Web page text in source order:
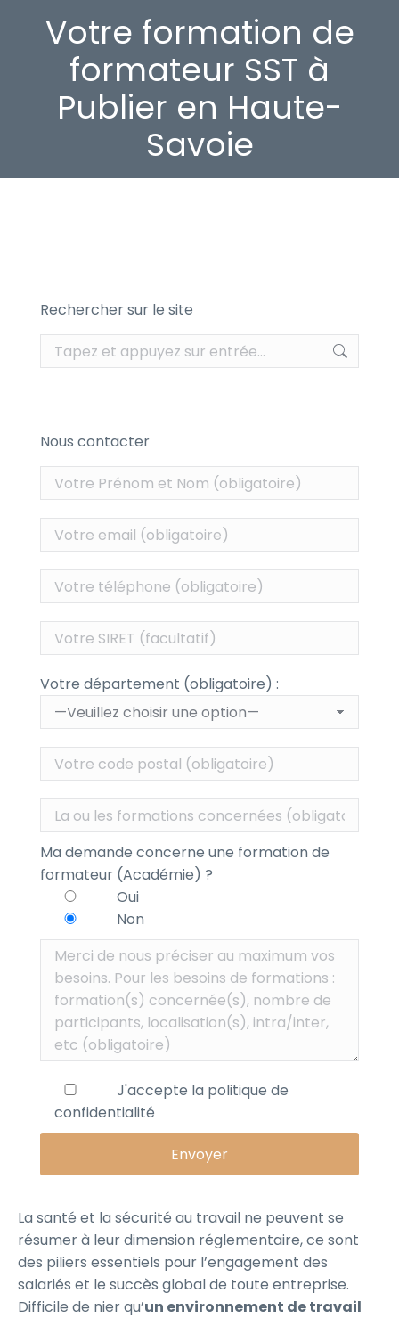
Votre formation de
formateur SST à
Publier en Haute-
Savoie
Rechercher sur le site
Recherche
:
Nous contacter
Votre département (obligatoire) :
Ma demande concerne une formation de
formateur (Académie) ?
Oui
Non
J'accepte la politique de
confidentialité
La santé et la sécurité au travail ne peuvent se
résumer à leur dimension réglementaire, ce sont
des piliers essentiels pour l’engagement des
salariés et le succès global de toute entreprise.
Difficile de nier qu’un environnement de travail